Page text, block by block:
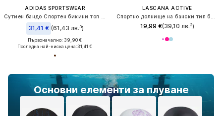
ADIDAS SPORTSWEAR
31,41 € (61,43 лв.³)
Първоначално: 39,90 €
Последна най-ниска цена:31,41 €
Основни елементи за плуване
LASCANA ACTIVE
19,99 €(39,10 лв.³)